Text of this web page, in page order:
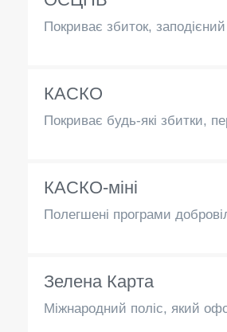
Покриває збиток,
КАСКО
Покриває будь-які збитки,
КАСКО-міні
Полегшені програми
Зелена Карта
Міжнародний поліс, який